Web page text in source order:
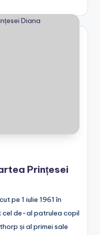
Prințesei
pe 1 iulie 1961 în
cel de-al patrulea copil
și al primei sale